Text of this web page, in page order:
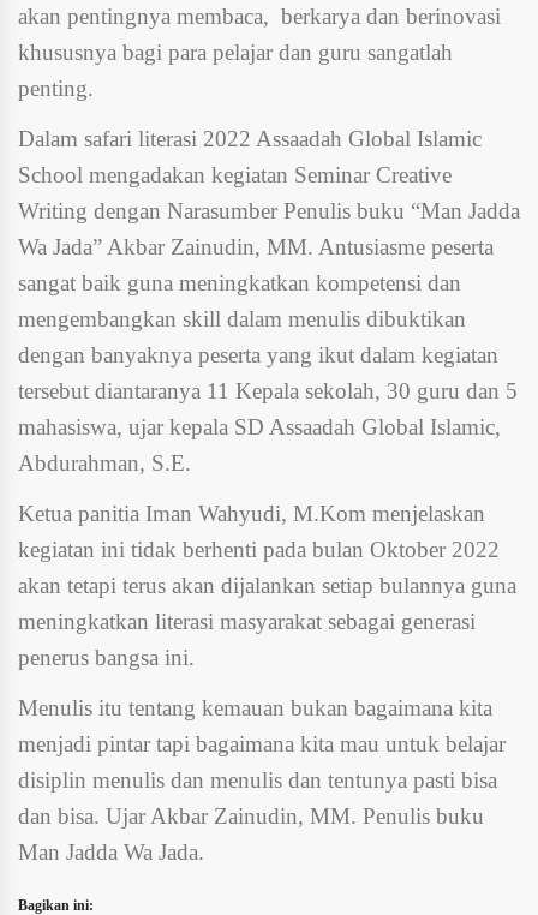
akan pentingnya membaca, berkarya dan berinovasi
khususnya bagi para pelajar dan guru sangatlah
penting.
Dalam safari literasi 2022 Assaadah Global Islamic
School mengadakan kegiatan Seminar Creative
Writing dengan Narasumber Penulis buku “Man Jadda
Wa Jada” Akbar Zainudin, MM. Antusiasme peserta
sangat baik guna meningkatkan kompetensi dan
mengembangkan skill dalam menulis dibuktikan
dengan banyaknya peserta yang ikut dalam kegiatan
tersebut diantaranya 11 Kepala sekolah, 30 guru dan 5
mahasiswa, ujar kepala SD Assaadah Global Islamic,
Abdurahman, S.E.
Ketua panitia Iman Wahyudi, M.Kom menjelaskan
kegiatan ini tidak berhenti pada bulan Oktober 2022
akan tetapi terus akan dijalankan setiap bulannya guna
meningkatkan literasi masyarakat sebagai generasi
penerus bangsa ini.
Menulis itu tentang kemauan bukan bagaimana kita
menjadi pintar tapi bagaimana kita mau untuk belajar
disiplin menulis dan menulis dan tentunya pasti bisa
dan bisa. Ujar Akbar Zainudin, MM. Penulis buku
Man Jadda Wa Jada.
Bagikan ini: